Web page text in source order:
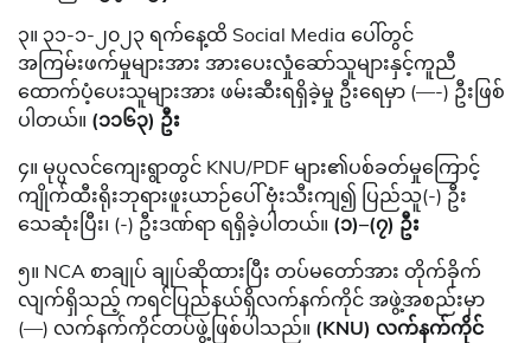
၃။ ၃၁-၁-၂၀၂၃ ရက်နေ့ထိ Social Media ပေါ်တွင်
အကြမ်းဖက်မှုများအား အားပေးလှုံဆော်သူများနှင့်ကူညီ
ထောက်ပံ့ပေးသူများအား ဖမ်းဆီးရရှိခဲ့မှု ဦးရေမှာ (—-) ဦးဖြစ်
ပါတယ်။ (၁၁၆၃) ဦး
၄။ မုပ္ပလင်ကျေးရွာတွင် KNU/PDF များ၏ပစ်ခတ်မှုကြောင့်
ကျိုက်ထီးရိုးဘုရားဖူးယာဉ်ပေါ် ဗုံးသီးကျ၍ ပြည်သူ(-) ဦး
သေဆုံးပြီး၊ (-) ဦးဒဏ်ရာ ရရှိခဲ့ပါတယ်။ (၁)–(၇) ဦး
၅။ NCA စာချုပ် ချုပ်ဆိုထားပြီး တပ်မတော်အား တိုက်ခိုက်
လျက်ရှိသည့် ကရင်ပြည်နယ်ရှိလက်နက်ကိုင် အဖွဲ့အစည်းမှာ
(—) လက်နက်ကိုင်တပ်ဖွဲ့ဖြစ်ပါသည်။ (KNU) လက်နက်ကိုင်